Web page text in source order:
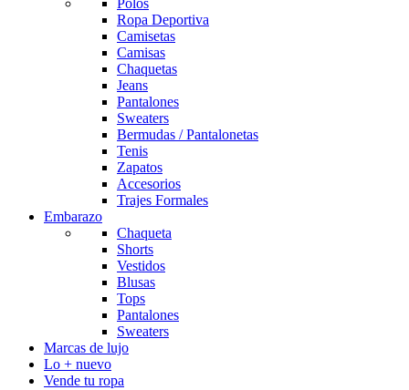
Polos
Ropa Deportiva
Camisetas
Camisas
Chaquetas
Jeans
Pantalones
Sweaters
Bermudas / Pantalonetas
Tenis
Zapatos
Accesorios
Trajes Formales
Embarazo
Chaqueta
Shorts
Vestidos
Blusas
Tops
Pantalones
Sweaters
Marcas de lujo
Lo + nuevo
Vende tu ropa